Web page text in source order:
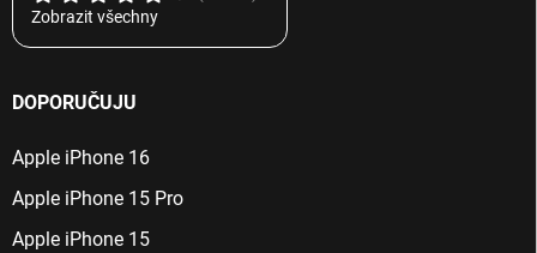
Zobrazit všechny
DOPORUČUJU
Apple iPhone 16
Apple iPhone 15 Pro
Apple iPhone 15